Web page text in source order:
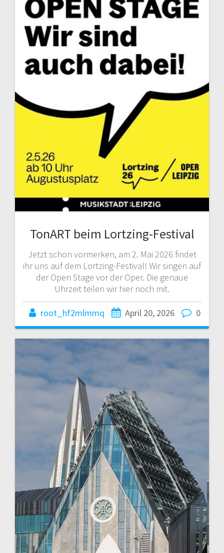
TonART beim Lortzing-Festival
Jetzt schon vormerken, am 2. Mai 2026 findet
ihr uns auf dem Lortzing-Festival! Wir singen auf
der Open Stage vor der Oper. Die genaue
Uhrzeit teilen wir hier noch mit.
root_hf2mlmmq April 20, 2026 0